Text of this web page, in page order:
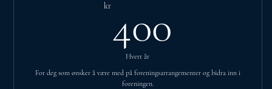
kr400
Hvert år
For deg som ønsker å være med på foreningsarrangementer og bidra inn i
foreningen.